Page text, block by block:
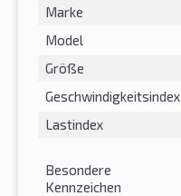
Marke
Model
Größe
Geschwindigkeitsindex
Lastindex
Besondere
Kennzeichen